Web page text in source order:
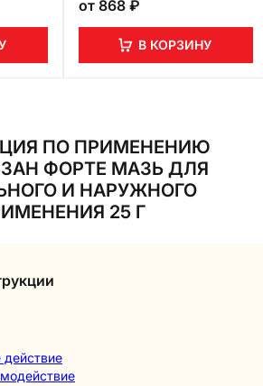
от 868 ₽
В КОРЗИНУ
ПО ПРИМЕНЕНИЮ
ФОРТЕ МАЗЬ ДЛЯ
И НАРУЖНОГО
25 Г